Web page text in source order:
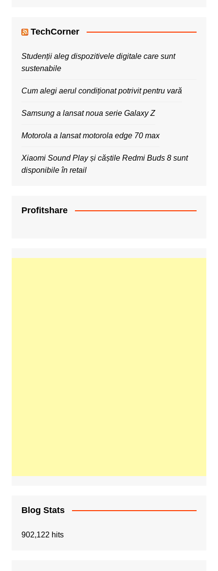
TechCorner
Studenții aleg dispozitivele digitale care sunt
sustenabile
Cum alegi aerul condiționat potrivit pentru vară
Samsung a lansat noua serie Galaxy Z
Motorola a lansat motorola edge 70 max
Xiaomi Sound Play și căștile Redmi Buds 8 sunt
disponibile în retail
Profitshare
Blog Stats
902,122 hits